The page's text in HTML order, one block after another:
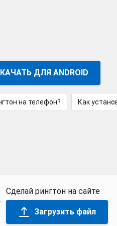
ДЛЯ ANDROID
на телефон? Как
Сделай рингтон на сайте
Загрузить файл